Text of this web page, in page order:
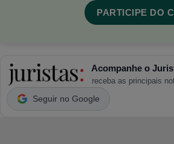
PARTICIPE DO
Acompanhe o
receba as principais
Seguir no Google